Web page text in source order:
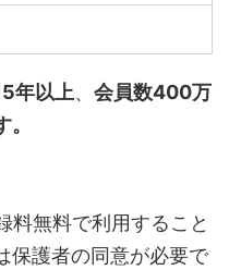
年以上、 会員数400万
料無料で利用すること
保護者の同意が必要で